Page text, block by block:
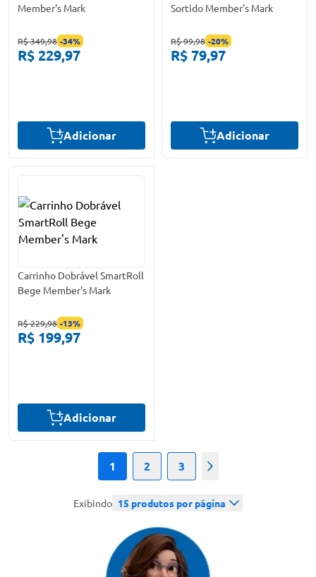
Member's Mark
R$ 349,98 -34%
R$ 229,97
Adicionar
Sortido Member's Mark
R$ 99,98 -20%
R$ 79,97
Adicionar
Carrinho Dobrável SmartRoll
Bege Member's Mark
R$ 229,98 -13%
R$ 199,97
Adicionar
1 2 3 Próximo
Exibindo 15 produtos por página